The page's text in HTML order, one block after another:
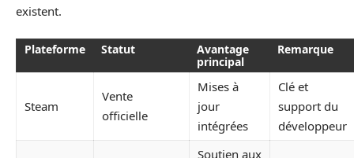
existent.
Plateforme Statut
Avantage
principal
Remarque
Steam
Vente
officielle
Mises à
jour
intégrées
Clé et
support du
développeur
Soutien aux